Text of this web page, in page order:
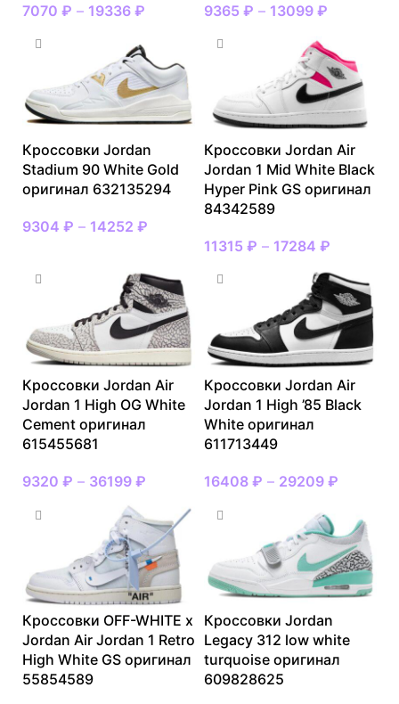
7070 ₽ – 19336 ₽ 9365 ₽ – 13099 ₽
Кроссовки Jordan
Stadium 90 White Gold
оригинал 632135294
9304 ₽ – 14252 ₽
Кроссовки Jordan Air
Jordan 1 Mid White Black
Hyper Pink GS оригинал
84342589
11315 ₽ – 17284 ₽
Кроссовки Jordan Air
Jordan 1 High OG White
Cement оригинал
615455681
9320 ₽ – 36199 ₽
Кроссовки Jordan Air
Jordan 1 High ’85 Black
White оригинал
611713449
16408 ₽ – 29209 ₽
Кроссовки OFF-WHITE x
Jordan Air Jordan 1 Retro
High White GS оригинал
55854589
Кроссовки Jordan
Legacy 312 low white
turquoise оригинал
609828625